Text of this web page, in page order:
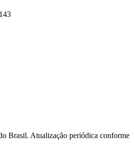
Brasil. Atualização periódica conforme